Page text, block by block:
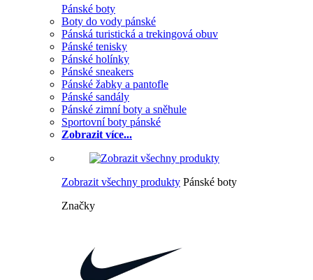
Pánské boty
Boty do vody pánské
Pánská turistická a trekingová obuv
Pánské tenisky
Pánské holínky
Pánské sneakers
Pánské žabky a pantofle
Pánské sandály
Pánské zimní boty a sněhule
Sportovní boty pánské
Zobrazit více...
Zobrazit všechny produkty Pánské boty
Značky